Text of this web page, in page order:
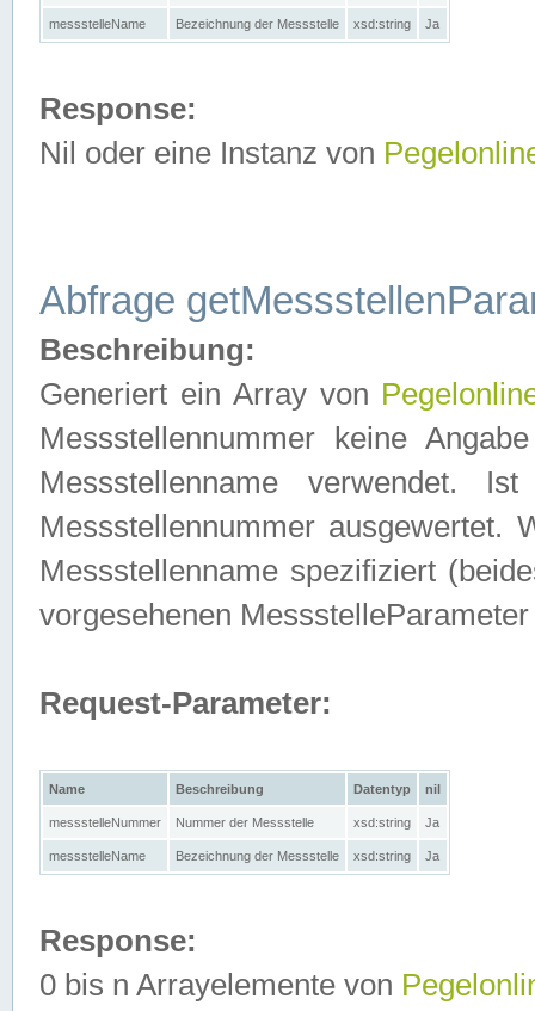
messstelleName Bezeichnung der Messstelle xsd:string Ja
Response:
Nil oder eine Instanz von
Abfrage
Beschreibung:
Generiert ein Array von
Messstellennummer keine
Messstellenname verwendet.
Messstellennummer ausgewertet.
Messstellenname spezifiziert
vorgesehenen
Request-Parameter:
Name Beschreibung Datentyp nil
messstelleNummer Nummer der Messstelle xsd:string Ja
messstelleName Bezeichnung der Messstelle xsd:string Ja
Response:
0 bis n Arrayelemente von